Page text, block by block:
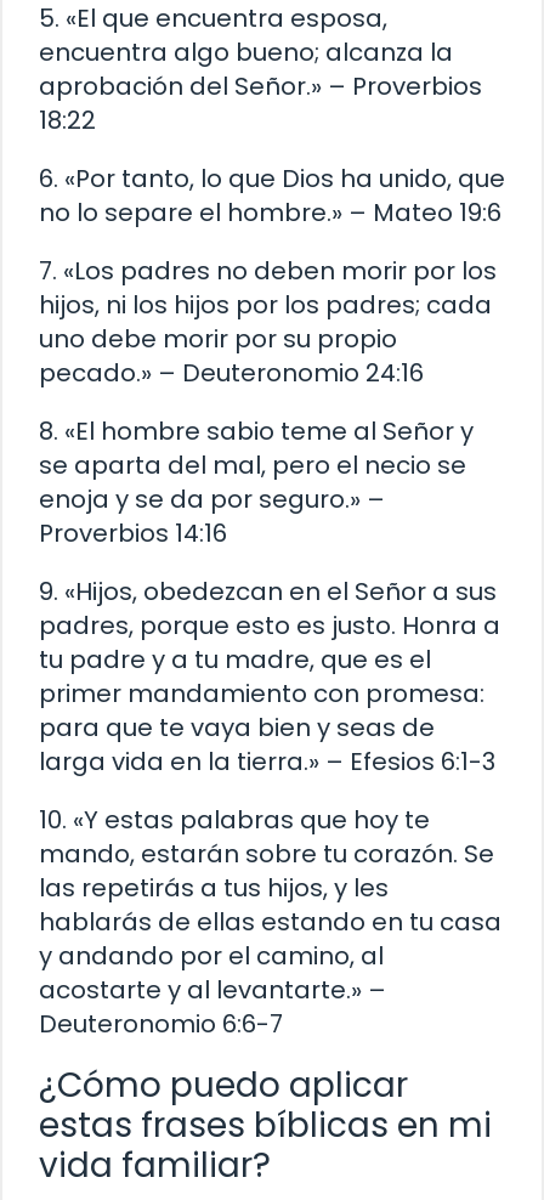
5. «El que encuentra esposa,
encuentra algo bueno; alcanza la
aprobación del Señor.» – Proverbios
18:22
6. «Por tanto, lo que Dios ha unido, que
no lo separe el hombre.» – Mateo 19:6
7. «Los padres no deben morir por los
hijos, ni los hijos por los padres; cada
uno debe morir por su propio
pecado.» – Deuteronomio 24:16
8. «El hombre sabio teme al Señor y
se aparta del mal, pero el necio se
enoja y se da por seguro.» –
Proverbios 14:16
9. «Hijos, obedezcan en el Señor a sus
padres, porque esto es justo. Honra a
tu padre y a tu madre, que es el
primer mandamiento con promesa:
para que te vaya bien y seas de
larga vida en la tierra.» – Efesios 6:1-3
10. «Y estas palabras que hoy te
mando, estarán sobre tu corazón. Se
las repetirás a tus hijos, y les
hablarás de ellas estando en tu casa
y andando por el camino, al
acostarte y al levantarte.» –
Deuteronomio 6:6-7
¿Cómo puedo aplicar
estas frases bíblicas en mi
vida familiar?